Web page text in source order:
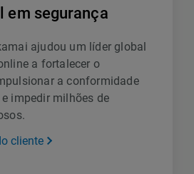
em segurança
ajudou um líder global
a fortalecer o
a conformidade
impedir milhões de
cliente